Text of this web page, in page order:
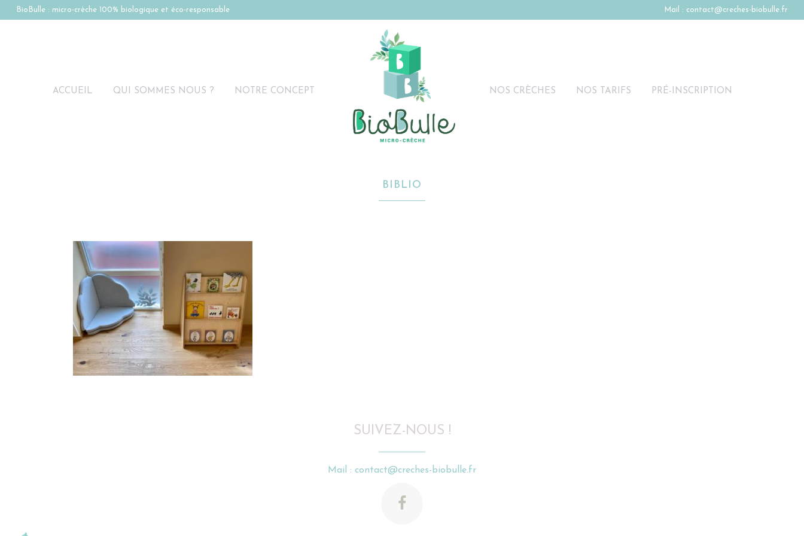
BioBulle : micro-crèche 100% biologique et éco-responsable Mail : contact@creches-biobulle.fr
ACCUEIL QUI SOMMES NOUS ? NOTRE CONCEPT NOS CRÈCHES NOS TARIFS PRÉ-INSCRIPTION
BIBLIO
SUIVEZ-NOUS !
Mail : contact@creches-biobulle.fr